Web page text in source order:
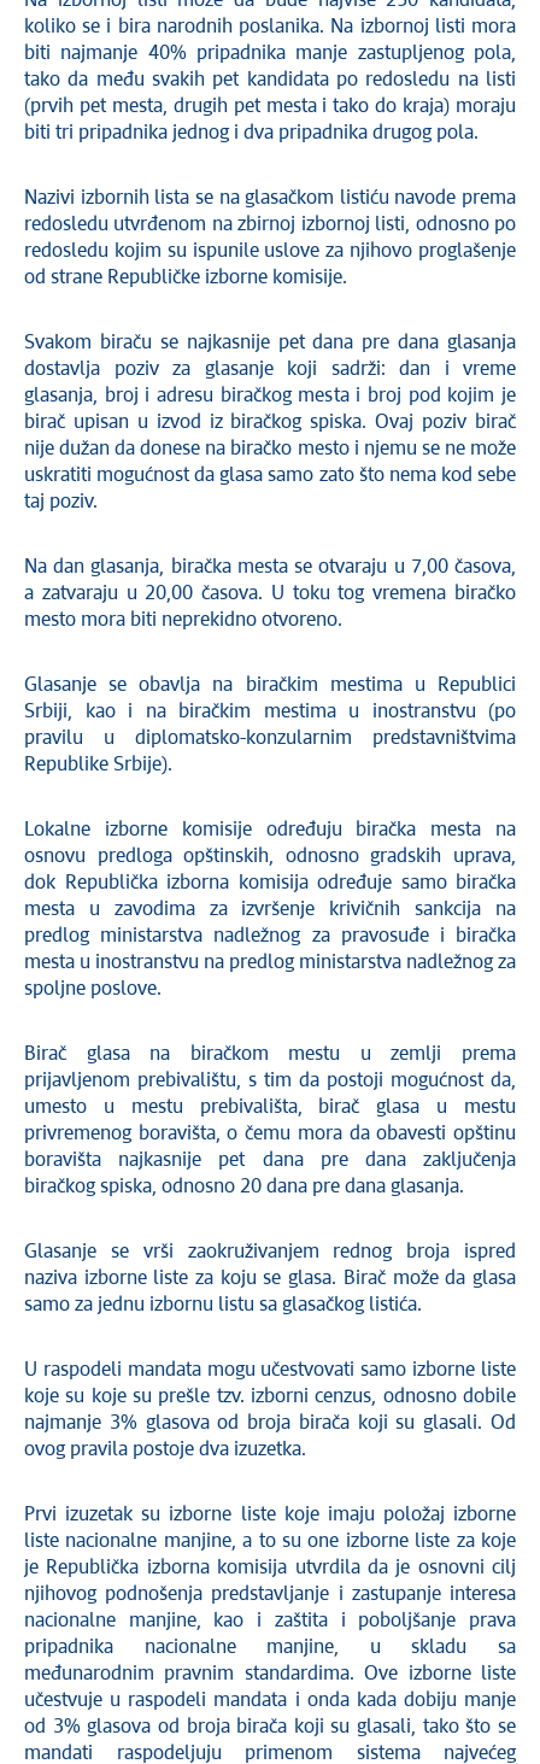
koliko se i bira narodnih poslanika. Na izbornoj listi mora
biti najmanje 40% pripadnika manje zastupljenog pola,
tako da među svakih pet kandidata po redosledu na listi
(prvih pet mesta, drugih pet mesta i tako do kraja) moraju
biti tri pripadnika jednog i dva pripadnika drugog pola.
Nazivi izbornih lista se na glasačkom listiću navode prema
redosledu utvrđenom na zbirnoj izbornoj listi, odnosno po
redosledu kojim su ispunile uslove za njihovo proglašenje
od strane Republičke izborne komisije.
Svakom biraču se najkasnije pet dana pre dana glasanja
dostavlja poziv za glasanje koji sadrži: dan i vreme
glasanja, broj i adresu biračkog mesta i broj pod kojim je
birač upisan u izvod iz biračkog spiska. Ovaj poziv birač
nije dužan da donese na biračko mesto i njemu se ne može
uskratiti mogućnost da glasa samo zato što nema kod sebe
taj poziv.
Na dan glasanja, biračka mesta se otvaraju u 7,00 časova,
a zatvaraju u 20,00 časova. U toku tog vremena biračko
mesto mora biti neprekidno otvoreno.
Glasanje se obavlja na biračkim mestima u Republici
Srbiji, kao i na biračkim mestima u inostranstvu (po
pravilu u diplomatsko-konzularnim predstavništvima
Republike Srbije).
Lokalne izborne komisije određuju biračka mesta na
osnovu predloga opštinskih, odnosno gradskih uprava,
dok Republička izborna komisija određuje samo biračka
mesta u zavodima za izvršenje krivičnih sankcija na
predlog ministarstva nadležnog za pravosuđe i biračka
mesta u inostranstvu na predlog ministarstva nadležnog za
spoljne poslove.
Birač glasa na biračkom mestu u zemlji prema
prijavljenom prebivalištu, s tim da postoji mogućnost da,
umesto u mestu prebivališta, birač glasa u mestu
privremenog boravišta, o čemu mora da obavesti opštinu
boravišta najkasnije pet dana pre dana zaključenja
biračkog spiska, odnosno 20 dana pre dana glasanja.
Glasanje se vrši zaokruživanjem rednog broja ispred
naziva izborne liste za koju se glasa. Birač može da glasa
samo za jednu izbornu listu sa glasačkog listića.
U raspodeli mandata mogu učestvovati samo izborne liste
koje su koje su prešle tzv. izborni cenzus, odnosno dobile
najmanje 3% glasova od broja birača koji su glasali. Od
ovog pravila postoje dva izuzetka.
Prvi izuzetak su izborne liste koje imaju položaj izborne
liste nacionalne manjine, a to su one izborne liste za koje
je Republička izborna komisija utvrdila da je osnovni cilj
njihovog podnošenja predstavljanje i zastupanje interesa
nacionalne manjine, kao i zaštita i poboljšanje prava
pripadnika nacionalne manjine, u skladu sa
međunarodnim pravnim standardima. Ove izborne liste
učestvuje u raspodeli mandata i onda kada dobiju manje
od 3% glasova od broja birača koji su glasali, tako što se
mandati raspodeljuju primenom sistema najvećeg